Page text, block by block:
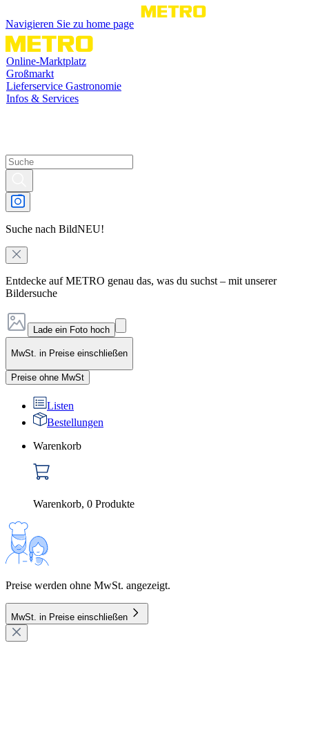
Navigieren Sie zu home page
Online-Marktplatz
Großmarkt
Lieferservice Gastronomie
Infos & Services
Suche nach BildNEU!
Entdecke auf METRO genau das, was du suchst – mit unserer
Bildersuche
Lade ein Foto hoch
MwSt. in Preise einschließen
Preise ohne MwSt
Listen
Bestellungen
Warenkorb
Warenkorb, 0 Produkte
Preise werden ohne MwSt. angezeigt.
MwSt. in Preise einschließen